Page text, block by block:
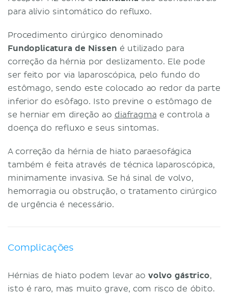
para alívio sintomático do refluxo.
Procedimento cirúrgico denominado
Fundoplicatura de Nissen é utilizado para
correção da hérnia por deslizamento. Ele pode
ser feito por via laparoscópica, pelo fundo do
estômago, sendo este colocado ao redor da parte
inferior do esôfago. Isto previne o estômago de
se herniar em direção ao diafragma e controla a
doença do refluxo e seus sintomas.
A correção da hérnia de hiato paraesofágica
também é feita através de técnica laparoscópica,
minimamente invasiva. Se há sinal de volvo,
hemorragia ou obstrução, o tratamento cirúrgico
de urgência é necessário.
Complicações
Hérnias de hiato podem levar aovolvo gástrico,
isto é raro, mas muito grave, com risco de óbito.